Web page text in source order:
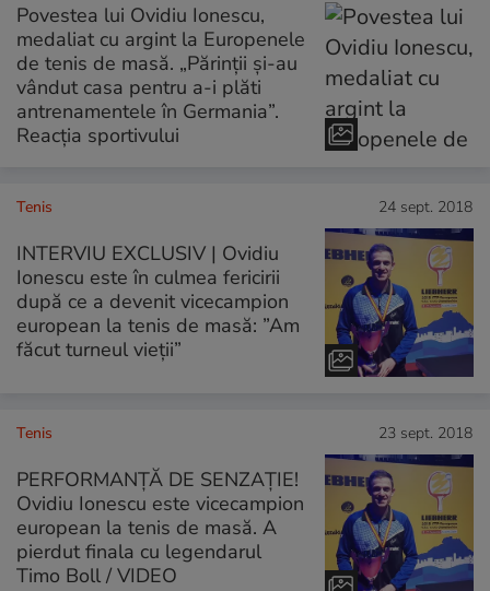
Povestea lui Ovidiu Ionescu,
medaliat cu argint la Europenele
de tenis de masă. „Părinții și-au
vândut casa pentru a-i plăti
antrenamentele în Germania”.
Reacția sportivului
Tenis 24 sept. 2018
INTERVIU EXCLUSIV | Ovidiu
Ionescu este în culmea fericirii
după ce a devenit vicecampion
european la tenis de masă: ”Am
făcut turneul vieții”
Tenis 23 sept. 2018
PERFORMANȚĂ DE SENZAȚIE!
Ovidiu Ionescu este vicecampion
european la tenis de masă. A
pierdut finala cu legendarul
Timo Boll / VIDEO